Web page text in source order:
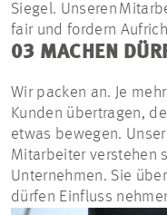
Siegel. Unseren
fair und fordern
03 MACHEN
Wir packen an. Je
Kunden übertragen,
etwas bewegen.
Mitarbeiter verstehen
Unternehmen. Sie
dürfen Einfluss